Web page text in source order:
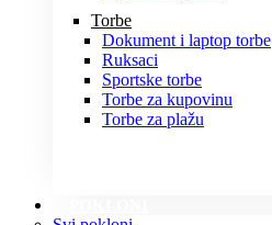
Torbe
Dokument i laptop torbe
Ruksaci
Sportske torbe
Torbe za kupovinu
Torbe za plažu